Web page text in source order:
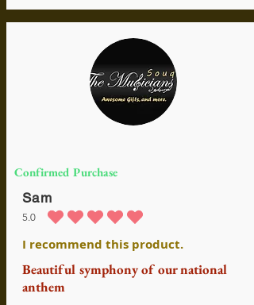
Confirmed Purchase
Sam
5.0
durchschnittliches Rating ist 5 von 5
I recommend this product.
Beautiful symphony of our national
anthem